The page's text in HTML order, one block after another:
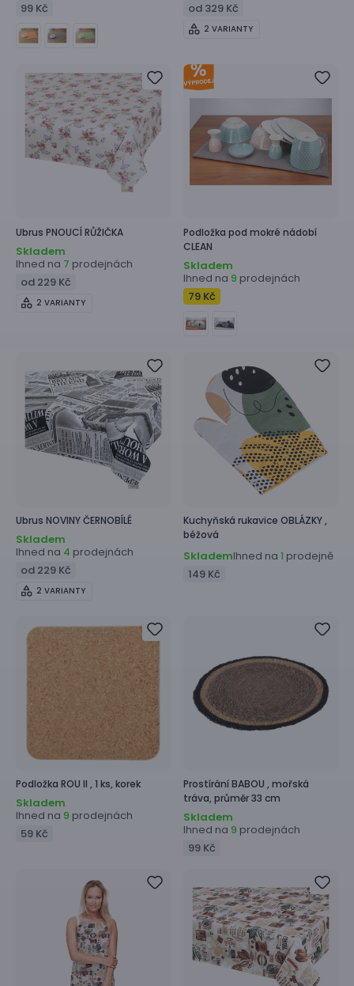
99 Kč od 329 Kč
2 VARIANTY
Ubrus PNOUCÍ RŮŽIČKA
Skladem
Ihned na 7 prodejnách
od 229 Kč
2 VARIANTY
Podložka pod mokré nádobí
CLEAN
Skladem
Ihned na 9 prodejnách
79 Kč
Ubrus NOVINY ČERNOBÍLÉ
Skladem
Ihned na 4 prodejnách
od 229 Kč
2 VARIANTY
Kuchyňská rukavice OBLÁZKY ,
béžová
SklademIhned na 1 prodejně
149 Kč
Podložka ROU II , 1 ks, korek
Skladem
Ihned na 9 prodejnách
59 Kč
ProstíráníBABOU , mořská
tráva, průměr 33 cm
Skladem
Ihned na 9 prodejnách
99 Kč